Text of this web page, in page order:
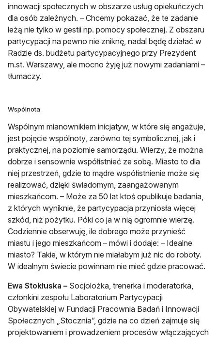
innowacji społecznych w obszarze usług opiekuńczych
dla osób zależnych. – Chcemy pokazać, że te zadanie
leżą nie tylko w gestii np. pomocy społecznej. Z obszaru
partycypacji na pewno nie zniknę, nadal będę działać w
Radzie ds. budżetu partycypacyjnego przy Prezydent
m.st. Warszawy, ale mocno żyję już nowymi zadaniami –
tłumaczy.
Wspólnota
Wspólnym mianownikiem inicjatyw, w które się angażuje,
jest pojęcie wspólnoty, zarówno tej symbolicznej, jak i
praktycznej, na poziomie samorządu. Wierzy, że można
dobrze i sensownie współistnieć ze sobą. Miasto to dla
niej przestrzeń, gdzie to mądre współistnienie może się
realizować, dzięki świadomym, zaangażowanym
mieszkańcom. – Może za 50 lat ktoś opublikuje badania,
z których wyniknie, że partycypacja przyniosła więcej
szkód, niż pożytku. Póki co ja w nią ogromnie wierzę.
Codziennie obserwuję, ile dobrego może przynieść
miastu i jego mieszkańcom – mówi i dodaje: – Idealne
miasto? Takie, w którym nie miałabym już nic do roboty.
W idealnym świecie powinnam nie mieć gdzie pracować.
Ewa Stokłuska – Socjolożka, trenerka i moderatorka,
członkini zespołu Laboratorium Partycypacji
Obywatelskiej w Fundacji Pracownia Badań i Innowacji
Społecznych „Stocznia”, gdzie na co dzień zajmuje się
projektowaniem i prowadzeniem procesów włączających